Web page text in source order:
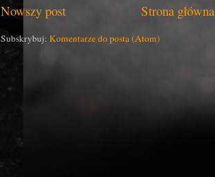
Nowszy post Strona główna
Subskrybuj: Komentarze do posta (Atom)